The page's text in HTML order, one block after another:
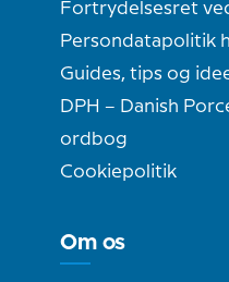
Fortrydelsesret
Persondatapolitik
Guides, tips og
DPH – Danish
ordbog
Cookiepolitik
Om os